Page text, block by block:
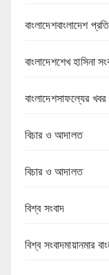
বাংলাদেশবাংলাদেশ
বাংলাদেশশেখ হাসিনা
বাংলাদেশসাফল্যের খবর
বিচার ও আদালত
বিচার ও আদালত
বিশ্ব সংবাদ
বিশ্ব সংবাদমায়ানমার